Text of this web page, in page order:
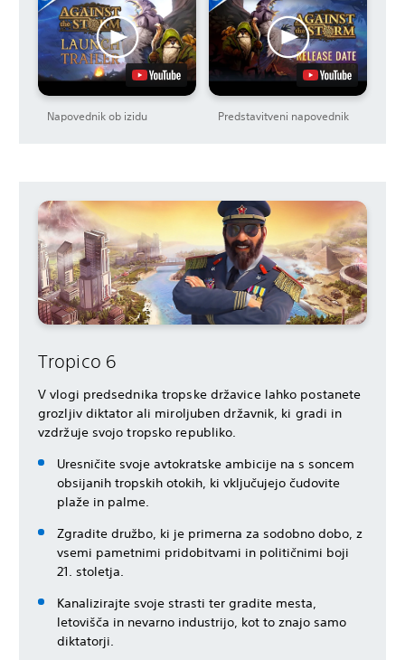
Napovednik ob izidu Predstavitveni napovednik
Tropico 6
V vlogi predsednika tropske državice lahko postanete
grozljiv diktator ali miroljuben državnik, ki gradi in
vzdržuje svojo tropsko republiko.
Uresničite svoje avtokratske ambicije na s soncem
obsijanih tropskih otokih, ki vključujejo čudovite
plaže in palme.
Zgradite družbo, ki je primerna za sodobno dobo, z
vsemi pametnimi pridobitvami in političnimi boji
21. stoletja.
Kanalizirajte svoje strasti ter gradite mesta,
letovišča in nevarno industrijo, kot to znajo samo
diktatorji.